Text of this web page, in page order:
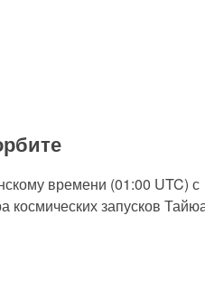
времени (01:00 UTC) с
космических запусков